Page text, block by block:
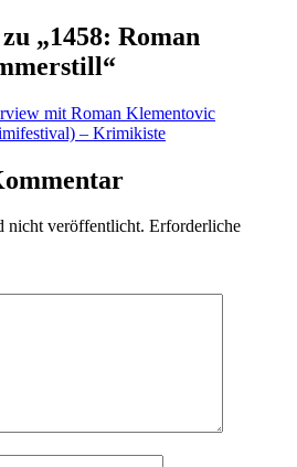
„1458: Roman
mit Roman Klementovic
– Krimikiste
nicht veröffentlicht. Erforderliche